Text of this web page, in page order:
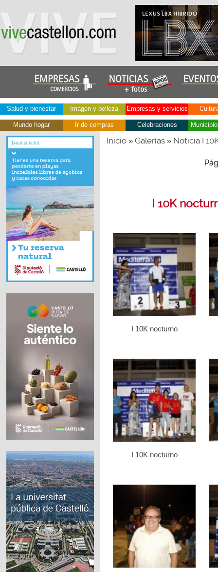
Salud y bienestar Imagen y belleza Empresas y servicios
Mundo hogar Ir de compras Celebraciones
Inicio» Galerías» Noticia I
I 10K
I 10K nocturno
I 10K nocturno